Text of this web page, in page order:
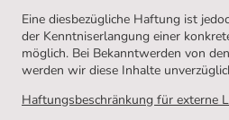
Eine diesbezügliche Haftung ist
der Kenntniserlangung einer
möglich. Bei Bekanntwerden von
werden wir diese Inhalte
Haftungsbeschränkung für externe